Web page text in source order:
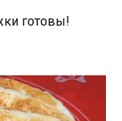
готовы!